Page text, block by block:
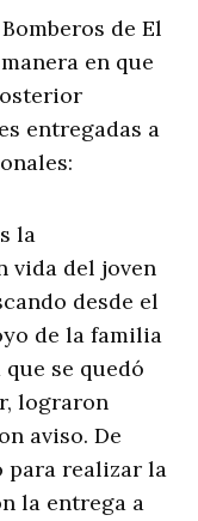
de El
en que
entregadas a
la
vida del joven
desde el
de la familia
se quedó
lograron
aviso. De
para realizar la
la entrega a